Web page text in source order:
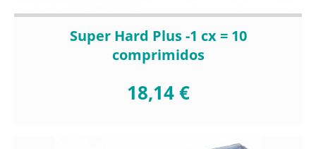
Super Hard Plus -1 cx = 10
comprimidos
18,14 €